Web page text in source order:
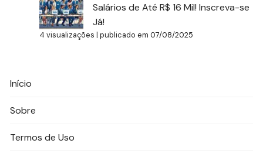
Salários de Até R$ 16 Mil! Inscreva-se
Já!
4 visualizações |publicado em 07/08/2025
Início
Sobre
Termos de Uso